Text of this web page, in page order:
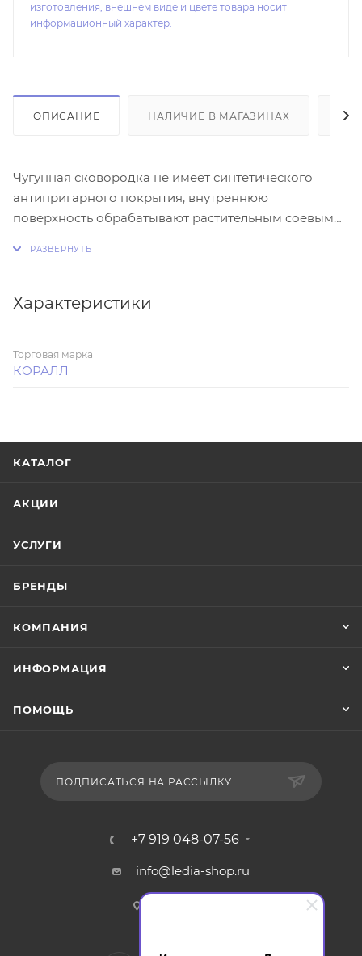
изготовления, внешнем виде и цвете товара носит
информационный характер.
ОПИСАНИЕ НАЛИЧИЕ В МАГАЗИНАХ
Чугунная сковородка не имеет синтетического
антипригарного покрытия, внутреннюю
поверхность обрабатывают растительным соевым
Характеристики
Торговая марка
КОРАЛЛ
КАТАЛОГ
АКЦИИ
УСЛУГИ
БРЕНДЫ
КОМПАНИЯ
ИНФОРМАЦИЯ
ПОМОЩЬ
ПОДПИСАТЬСЯ НА РАССЫЛКУ
+7 919 048-07-56
info@ledia-shop.ru